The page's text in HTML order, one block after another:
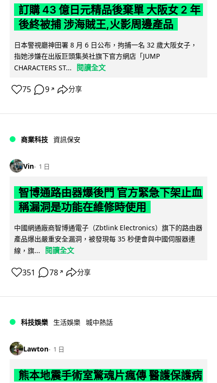
訂購 43 億日元精品後棄單 大阪女 2 年
後終被捕 涉海賊王,火影周邊產品
日本警視廳神田署 8 月 6 日公布，拘捕一名 32 歲大阪女子，
指她涉嫌在出版巨頭集英社旗下官方網店「JUMP
CHARACTERS ST...
閱讀全文
75 9 ↗ 分享
商業科技 資訊保安
Vin 1 日
智博通路由器爆後門 官方緊急下架止血
稱漏洞是功能在維修時使用
中國網通廠商智博通電子（Zbtlink Electronics）旗下的路由器
產品爆出嚴重安全漏洞，被發現每 35 秒便會與中國伺服器連
線，旗...
閱讀全文
351 78 ↗ 分享
科技娛樂 生活娛樂 城中熱話
Lawton 1 日
熊本地震手術室驚魂片瘋傳 醫護保護病